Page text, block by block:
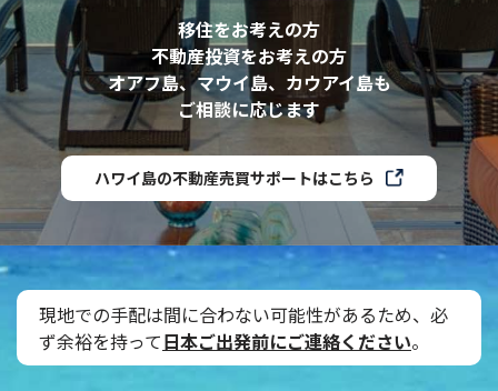
移住をお考えの方
不動産投資をお考えの方
オアフ島、マウイ島、カウアイ島も
ご相談に応じます
ハワイ島の不動産売買サポートはこちら
現地での手配は間に合わない可能性があるため、必
ず余裕を持って日本ご出発前にご連絡ください。